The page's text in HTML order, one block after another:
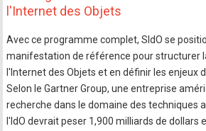
l'Internet des Objets
Avec ce programme complet, SIdO se
manifestation de référence pour structurer
l'Internet des Objets et en définir les enjeux
Selon le Gartner Group, une entreprise
recherche dans le domaine des techniques
l'IdO devrait peser 1,900 milliards de dollars